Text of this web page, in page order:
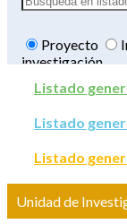
Proyecto
investigación
Listado
Listado
Listado
Unidad de